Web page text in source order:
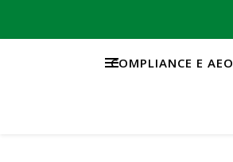
COMPLIANCE E AEO